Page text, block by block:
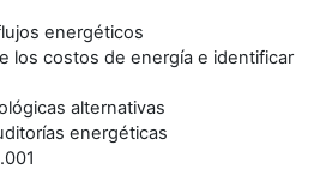
energéticos
los costos de energía e identificar
alternativas
energéticas